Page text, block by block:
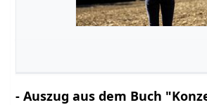
- Auszug aus dem Buch